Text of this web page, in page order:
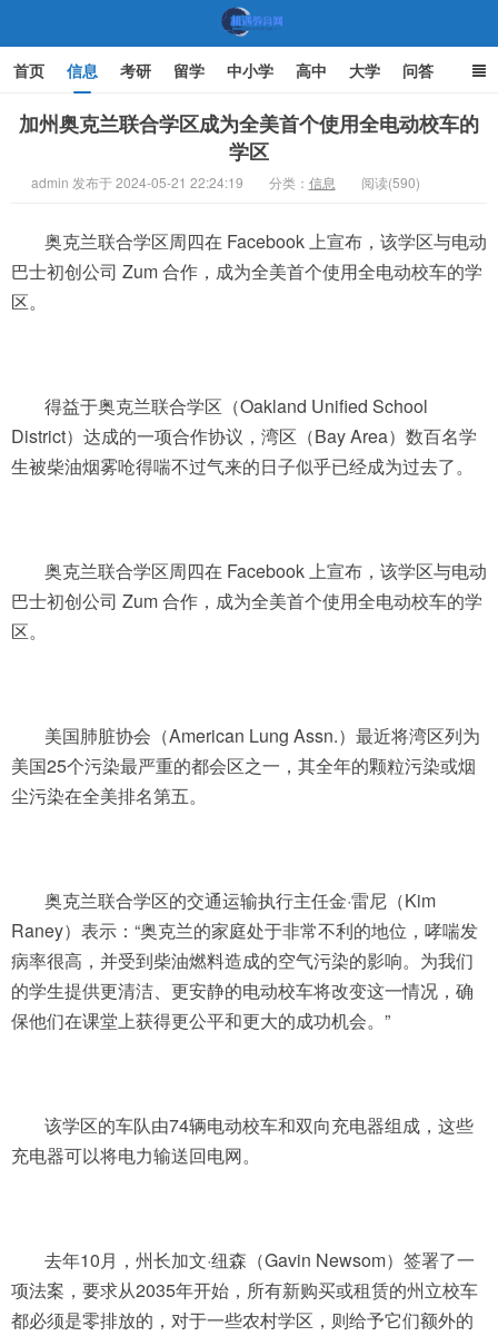
机遇教育网
首页 信息 考研 留学 中小学 高中 大学 问答
文化 家庭教育
加州奥克兰联合学区成为全美首个使用全电动校车的
学区
admin 发布于 2024-05-21 22:24:19 分类： 信息 阅读(590)
奥克兰联合学区周四在 Facebook 上宣布，该学区与电动
巴士初创公司 Zum 合作，成为全美首个使用全电动校车的学
区。
得益于奥克兰联合学区（Oakland Unified School
District）达成的一项合作协议，湾区（Bay Area）数百名学
生被柴油烟雾呛得喘不过气来的日子似乎已经成为过去了。
奥克兰联合学区周四在 Facebook 上宣布，该学区与电动
巴士初创公司 Zum 合作，成为全美首个使用全电动校车的学
区。
美国肺脏协会（American Lung Assn.）最近将湾区列为
美国25个污染最严重的都会区之一，其全年的颗粒污染或烟
尘污染在全美排名第五。
奥克兰联合学区的交通运输执行主任金·雷尼（Kim
Raney）表示：“奥克兰的家庭处于非常不利的地位，哮喘发
病率很高，并受到柴油燃料造成的空气污染的影响。为我们
的学生提供更清洁、更安静的电动校车将改变这一情况，确
保他们在课堂上获得更公平和更大的成功机会。”
该学区的车队由74辆电动校车和双向充电器组成，这些
充电器可以将电力输送回电网。
去年10月，州长加文·纽森（Gavin Newsom）签署了一
项法案，要求从2035年开始，所有新购买或租赁的州立校车
都必须是零排放的，对于一些农村学区，则给予它们额外的